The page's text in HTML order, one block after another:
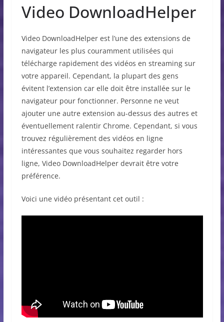
Video DownloadHelper
Video DownloadHelper est l’une des extensions de
navigateur les plus couramment utilisées qui
télécharge rapidement des vidéos en streaming sur
votre appareil. Cependant, la plupart des gens
évitent l’extension car elle doit être installée sur le
navigateur pour fonctionner. Personne ne veut
ajouter une autre extension au-dessus des autres et
éventuellement ralentir Chrome. Cependant, si vous
trouvez régulièrement des vidéos en ligne
intéressantes que vous souhaitez regarder hors
ligne, Video DownloadHelper devrait être votre
préférence.
Voici une vidéo présentant cet outil :